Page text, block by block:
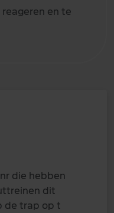
en te
die hebben
dit
de trap op t